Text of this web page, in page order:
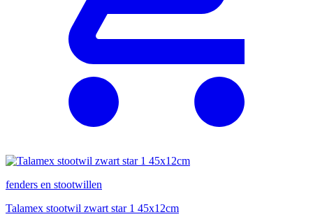
fenders en stootwillen
Talamex stootwil zwart star 1 45x12cm